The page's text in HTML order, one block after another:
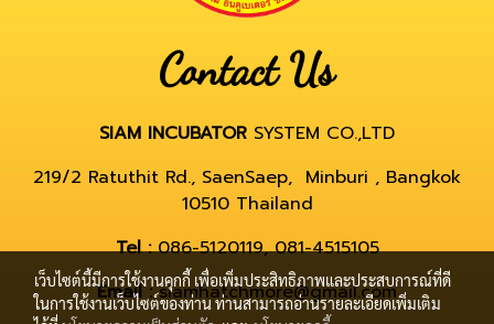
Contact Us
SIAM INCUBATOR SYSTEM CO.,LTD
219/2 Ratuthit Rd., SaenSaep, Minburi , Bangkok
10510 Thailand
Tel :086-5120119, 081-4515105
Email :siamhatchmore@gmail.com
เว็บไซต์นี้มีการใช้งานคุกกี้ เพื่อเพิ่มประสิทธิภาพและประสบการณ์ที่ดี
ในการใช้งานเว็บไซต์ของท่าน ท่านสามารถอ่านรายละเอียดเพิ่มเติม